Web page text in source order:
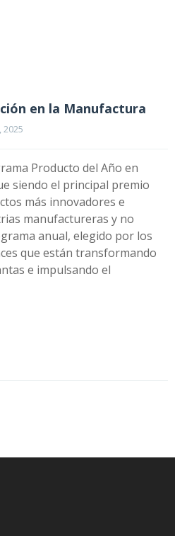
en la Manufactura
2025
Producto del Año en
siendo el principal premio
más innovadores e
manufactureras y no
anual, elegido por los
que están transformando
e impulsando el